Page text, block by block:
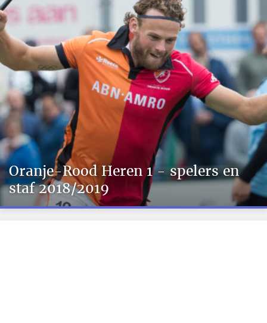
Oranje-Rood Heren 1 - spelers en
staf 2018/2019